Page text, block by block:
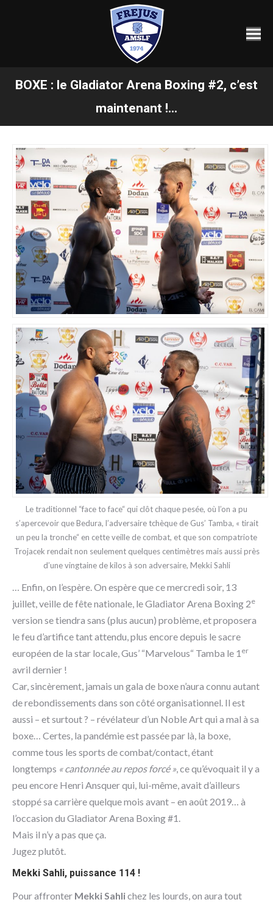
BOXE : le Gladiator Arena Boxing #2, c’est
maintenant !...
Le traditionnel “face to face“ qui clôt chaque pesée, où l’on a pu
s’apercevoir que Bedura, l’adversaire tchèque de Gus’ Tamba, « tirait
un peu la tronche“ en cette veille de combat, et que son compatriote
Trojacek rendait non seulement quelques centimètres mais aussi près
d’une vingtaine de kilos à son adversaire, Mekki Sahli
… Enfin, on l’espère. On espère que ce mercredi soir, 13
juillet, veille de fête nationale, le Gladiator Arena Boxing 2e
version se tiendra sans (plus aucun) problème, et proposera
le feu d’artifice tant attendu, plus encore depuis le sacre
européen de la star locale, Gus’ “Marvelous“ Tamba le 1 er
avril dernier !
Car, sincèrement, jamais un gala de boxe n’aura connu autant
de rebondissements dans son côté organisationnel. Il est
aussi – et surtout ? – révélateur d’un Noble Art qui a mal à sa
boxe… Certes, la pandémie est passée par là, la boxe,
comme tous les sports de combat/contact, étant
longtemps « cantonnée au repos forcé », ce qu’évoquait il y a
peu encore Henri Ansquer qui, lui-même, avait d’ailleurs
stoppé sa carrière quelque mois avant – en août 2019… à
l’occasion du Gladiator Arena Boxing #1.
Mais il n’y a pas que ça.
Jugez plutôt.
Mekki Sahli, puissance 114 !
Pour affronter Mekki Sahlichez les lourds, on aura tout